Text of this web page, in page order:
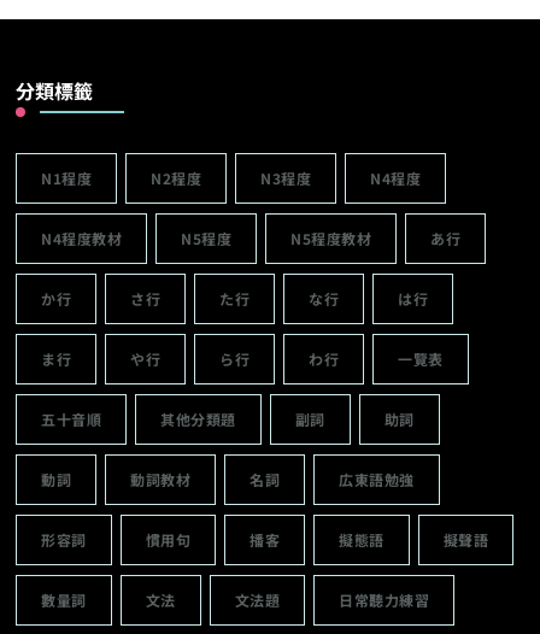
分類標籤
N1程度 N2程度 N3程度 N4程度
N4程度教材 N5程度 N5程度教材 あ行
か行 さ行 た行 な行 は行
ま行 や行 ら行 わ行 一覽表
五十音順 其他分類題 副詞 助詞
動詞 動詞教材 名詞 広東語勉強
形容詞 慣用句 播客 擬態語 擬聲語
數量詞 文法 文法題 日常聽力練習